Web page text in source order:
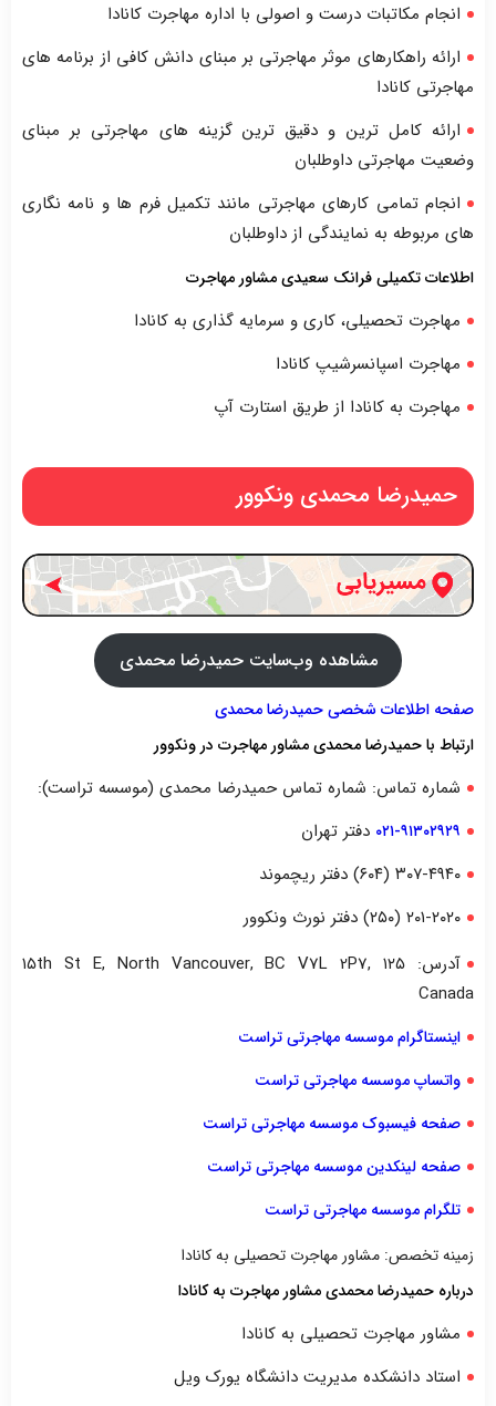
انجام مکاتبات درست و اصولی با اداره مهاجرت کانادا
ارائه راهکارهای موثر مهاجرتی بر مبنای دانش کافی از برنامه های
مهاجرتی کانادا
ارائه کامل ترین و دقیق ترین گزینه های مهاجرتی بر مبنای
وضعیت مهاجرتی داوطلبان
انجام تمامی کارهای مهاجرتی مانند تکمیل فرم ها و نامه نگاری
های مربوطه به نمایندگی از داوطلبان
اطلاعات تکمیلی فرانک سعیدی مشاور مهاجرت
مهاجرت تحصیلی، کاری و سرمایه گذاری به کانادا
مهاجرت اسپانسرشیپ کانادا
مهاجرت به کانادا از طریق استارت آپ
حمیدرضا محمدی ونکوور
مشاهده وب‌سایت حمیدرضا محمدی
صفحه اطلاعات شخصی حمیدرضا محمدی
ارتباط با حمیدرضا محمدی مشاور مهاجرت در ونکوور
شماره تماس: شماره تماس حمیدرضا محمدی (موسسه تراست):
۰۲۱-۹۱۳۰۲۹۲۹دفتر تهران
۳۰۷-۴۹۴۰ (۶۰۴) دفتر ریچموند
۲۰۱-۲۰۲۰ (۲۵۰) دفتر نورث ونکوور
آدرس: ۱۲۵ ۱۵th St E, North Vancouver, BC V7L 2P7,
Canada
اینستاگرام موسسه مهاجرتی تراست
واتساپ موسسه مهاجرتی تراست
صفحه فیسبوک موسسه مهاجرتی تراست
صفحه لینکدین موسسه مهاجرتی تراست
تلگرام موسسه مهاجرتی تراست
زمینه تخصص: مشاور مهاجرت تحصیلی به کانادا
درباره حمیدرضا محمدی مشاور مهاجرت به کانادا
مشاور مهاجرت تحصیلی به کانادا
استاد دانشکده مدیریت دانشگاه یورک ویل